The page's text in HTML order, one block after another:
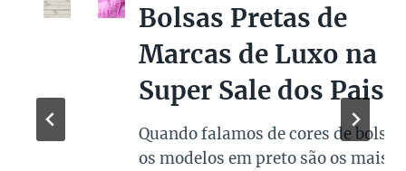
Bolsas Pretas de
Marcas de Luxo na
Super Sale dos Pais
Quando falamos de cores de bolsas,
os modelos em preto são os mais